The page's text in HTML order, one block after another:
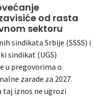
od rasta
sektoru
sindikata Srbije (SSSS) i
sindikat (UGS)
u pregovorima o
zarade za 2027.
iznos ne ugrozi